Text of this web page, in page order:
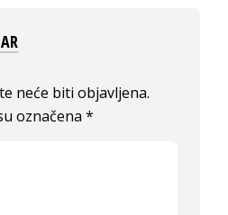
neće biti objavljena.
označena*